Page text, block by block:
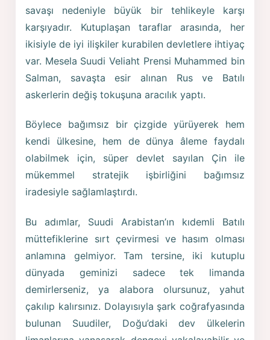
savaşı nedeniyle büyük bir tehlikeyle karşı
karşıyadır. Kutuplaşan taraflar arasında, her
ikisiyle de iyi ilişkiler kurabilen devletlere ihtiyaç
var. Mesela Suudi Veliaht Prensi Muhammed bin
Salman, savaşta esir alınan Rus ve Batılı
askerlerin değiş tokuşuna aracılık yaptı.
Böylece bağımsız bir çizgide yürüyerek hem
kendi ülkesine, hem de dünya âleme faydalı
olabilmek için, süper devlet sayılan Çin ile
mükemmel stratejik işbirliğini bağımsız
iradesiyle sağlamlaştırdı.
Bu adımlar, Suudi Arabistan’ın kıdemli Batılı
müttefiklerine sırt çevirmesi ve hasım olması
anlamına gelmiyor. Tam tersine, iki kutuplu
dünyada geminizi sadece tek limanda
demirlerseniz, ya alabora olursunuz, yahut
çakılıp kalırsınız. Dolayısıyla şark coğrafyasında
bulunan Suudiler, Doğu’daki dev ülkelerin